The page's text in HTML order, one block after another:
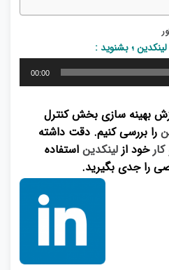
؛ بشنوید :
00:00
بهینه سازی بخش کنترل
را بررسی کنیم. دقت داشته
خود ازلینکدین استفاده
را جدی بگیرید.